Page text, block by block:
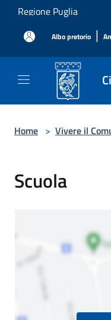
Salta al contenuto principale
Regione Puglia
Albo pretorio |
Home > Vivere il
Scuola